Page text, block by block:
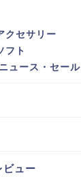
セサリー
フト
ュース・セール
ビュー